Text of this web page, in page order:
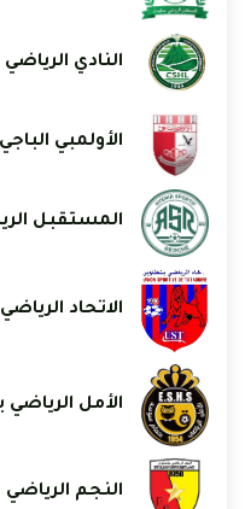
النادي
الأولمبي الباجي
المستقبل
الاتحاد
الأمل
النجم الرياضي